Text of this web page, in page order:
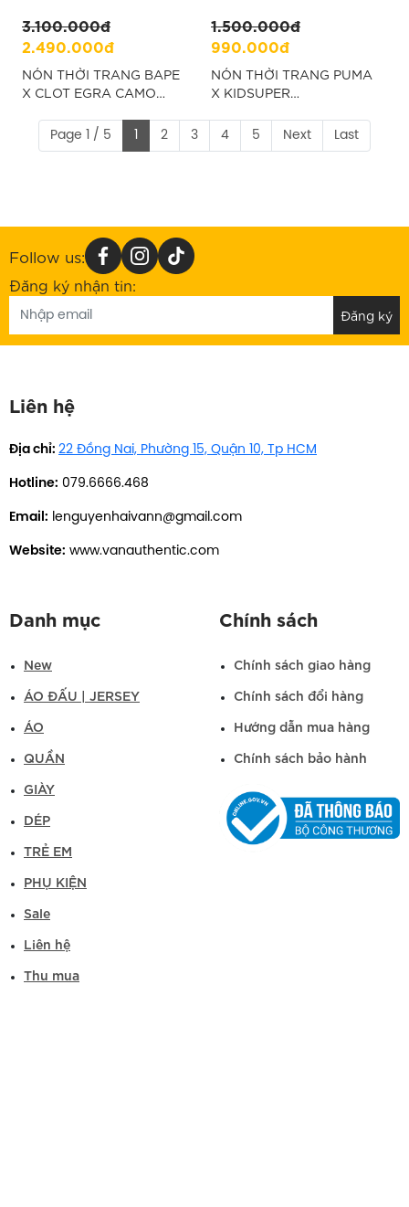
3.100.000đ
2.490.000đ
NÓN THỜI TRANG BAPE
X CLOT EGRA CAMO
1.500.000đ
990.000đ
NÓN THỜI TRANG PUMA
X KIDSUPER
“026601-02”
Page 1 / 5 1 2 3 4 5 Next Last
Follow us:
Đăng ký nhận tin:
Liên hệ
Địa chỉ: 22 Đồng Nai, Phường 15, Quận 10, Tp HCM
Hotline: 079.6666.468
Email: lenguyenhaivann@gmail.com
Website: www.vanauthentic.com
Danh mục
New
ÁO ĐẤU | JERSEY
ÁO
QUẦN
GIÀY
DÉP
TRẺ EM
PHỤ KIỆN
Sale
Liên hệ
Thu mua
Chính sách
Chính sách giao hàng
Chính sách đổi hàng
Hướng dẫn mua hàng
Chính sách bảo hành